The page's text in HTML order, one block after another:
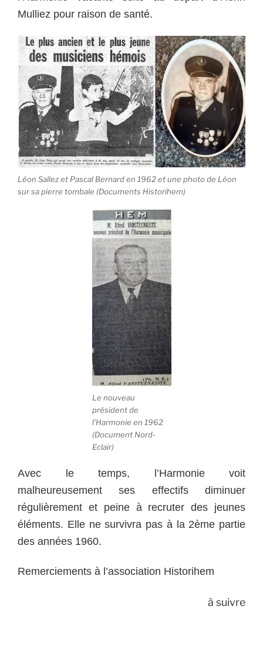
Mulliez pour raison de santé.
Léon Sallez et Pascal Bernard en 1962 et une photo de Léon
sur sa pierre tombale (Documents Historihem)
Le nouveau
président de
l’Harmonie en 1962
(Document Nord-
Eclair)
Avec le temps, l’Harmonie voit
malheureusement ses effectifs diminuer
régulièrement et peine à recruter des jeunes
éléments. Elle ne survivra pas à la 2ème partie
des années 1960.
Remerciements à l’association Historihem
à suivre